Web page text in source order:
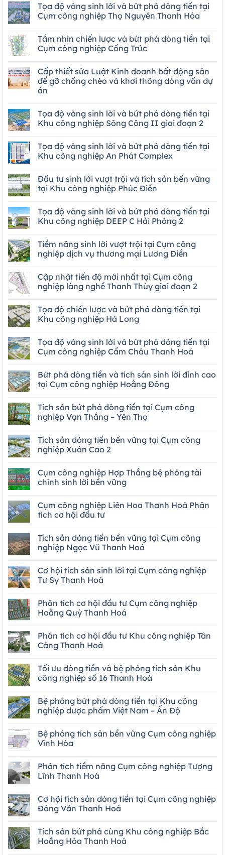
Tọa độ vàng sinh lời và bứt phá dòng tiền tại
Cụm công nghiệp Thọ Nguyên Thanh Hóa
Tầm nhìn chiến lược và bứt phá dòng tiền tại
Cụm công nghiệp Cống Trúc
Cấp thiết sửa Luật Kinh doanh bất động sản
để gỡ chồng chéo và khơi thông dòng vốn dự
án
Tọa độ vàng sinh lời và bứt phá dòng tiền tại
Khu công nghiệp Sông Công II giai đoạn 2
Tọa độ vàng sinh lời và bứt phá dòng tiền tại
Khu công nghiệp An Phát Complex
Đầu tư sinh lời vượt trội và tích sản bền vững
tại Khu công nghiệp Phúc Điền
Tọa độ vàng sinh lời và bứt phá dòng tiền tại
Khu công nghiệp DEEP C Hải Phòng 2
Tiềm năng sinh lời vượt trội tại Cụm công
nghiệp dịch vụ thương mại Lương Điền
Cập nhật tiến độ mới nhất tại Cụm công
nghiệp làng nghề Thanh Thùy giai đoạn 2
Tọa độ chiến lược và bứt phá dòng tiền tại
Khu công nghiệp Hà Long
Tọa độ vàng sinh lời và bứt phá dòng tiền tại
Cụm công nghiệp Cẩm Châu Thanh Hoá
Bứt phá dòng tiền và tích sản sinh lời đỉnh cao
tại Cụm công nghiệp Hoằng Đông
Tích sản bứt phá dòng tiền tại Cụm công
nghiệp Vạn Thắng – Yên Thọ
Tích sản dòng tiền bền vững tại Cụm công
nghiệp Xuân Cao 2
Cụm công nghiệp Hợp Thắng bệ phóng tài
chính sinh lời bền vững
Cụm công nghiệp Liên Hoa Thanh Hoá Phân
tích cơ hội đầu tư
Tích sản dòng tiền bền vững tại Cụm công
nghiệp Ngọc Vũ Thanh Hoá
Cơ hội tích sản sinh lời tại Cụm công nghiệp
Tư Sy Thanh Hoá
Phân tích cơ hội đầu tư Cụm công nghiệp
Hoằng Quỳ Thanh Hoá
Phân tích cơ hội đầu tư Khu công nghiệp Tân
Cảng Thanh Hoá
Tối ưu dòng tiền và bệ phóng tích sản Khu
công nghiệp số 16 Thanh Hoá
Bệ phóng bứt phá dòng tiền tại Khu công
nghiệp dược phẩm Việt Nam – Ấn Độ
Bệ phóng tích sản bền vững Cụm công nghiệp
Vĩnh Hòa
Phân tích tiềm năng Cụm công nghiệp Tượng
Lĩnh Thanh Hoá
Cơ hội tích sản dòng tiền tại Cụm công nghiệp
Đông Văn Thanh Hoá
Tích sản bứt phá cùng Khu công nghiệp Bắc
Hoằng Hóa Thanh Hoá